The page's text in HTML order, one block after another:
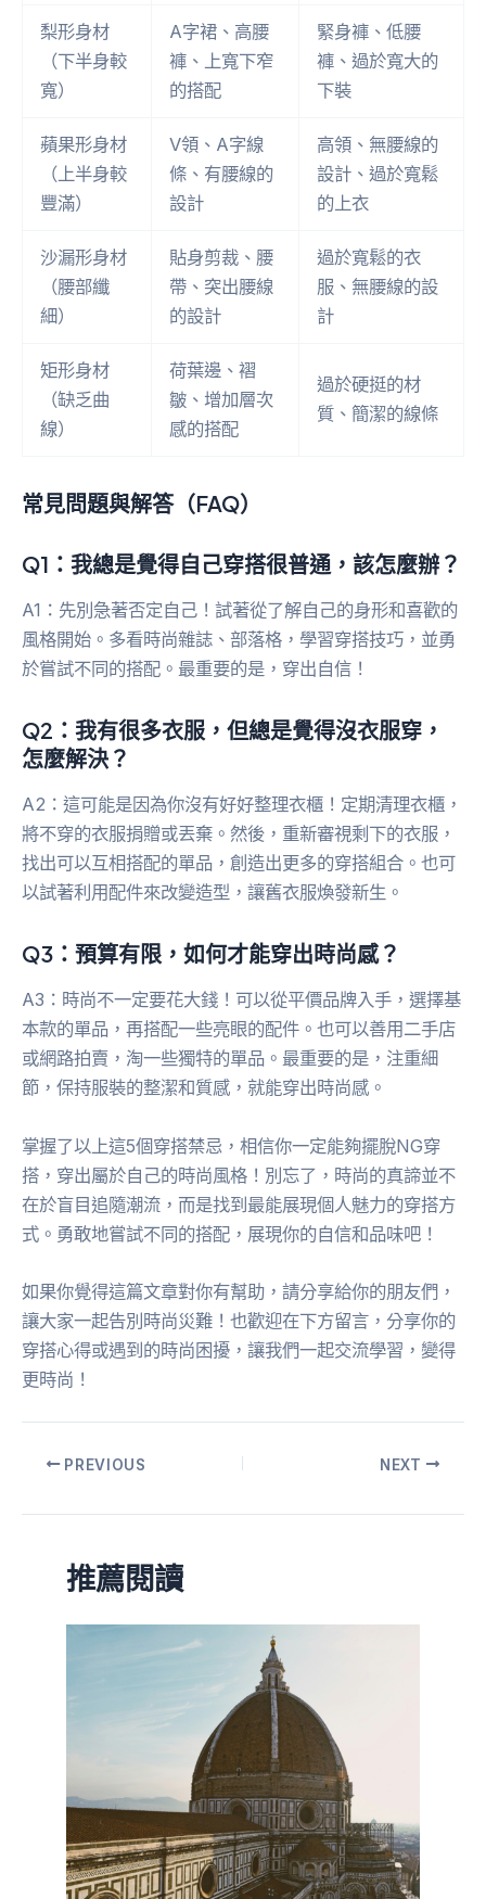
梨形身材
（下半身較
寬）
A字裙、高腰
褲、上寬下窄
的搭配
緊身褲、低腰
褲、過於寬大的
下裝
蘋果形身材
（上半身較
豐滿）
V領、A字線
條、有腰線的
設計
高領、無腰線的
設計、過於寬鬆
的上衣
沙漏形身材
（腰部纖
細）
貼身剪裁、腰
帶、突出腰線
的設計
過於寬鬆的衣
服、無腰線的設
計
矩形身材
（缺乏曲
線）
荷葉邊、褶
皺、增加層次
感的搭配
過於硬挺的材
質、簡潔的線條
常見問題與解答（FAQ）
Q1：我總是覺得自己穿搭很普通，該怎麼辦？
A1：先別急著否定自己！試著從了解自己的身形和喜歡的
風格開始。多看時尚雜誌、部落格，學習穿搭技巧，並勇
於嘗試不同的搭配。最重要的是，穿出自信！
Q2：我有很多衣服，但總是覺得沒衣服穿，
怎麼解決？
A2：這可能是因為你沒有好好整理衣櫃！定期清理衣櫃，
將不穿的衣服捐贈或丟棄。然後，重新審視剩下的衣服，
找出可以互相搭配的單品，創造出更多的穿搭組合。也可
以試著利用配件來改變造型，讓舊衣服煥發新生。
Q3：預算有限，如何才能穿出時尚感？
A3：時尚不一定要花大錢！可以從平價品牌入手，選擇基
本款的單品，再搭配一些亮眼的配件。也可以善用二手店
或網路拍賣，淘一些獨特的單品。最重要的是，注重細
節，保持服裝的整潔和質感，就能穿出時尚感。
掌握了以上這5個穿搭禁忌，相信你一定能夠擺脫NG穿
搭，穿出屬於自己的時尚風格！別忘了，時尚的真諦並不
在於盲目追隨潮流，而是找到最能展現個人魅力的穿搭方
式。勇敢地嘗試不同的搭配，展現你的自信和品味吧！
如果你覺得這篇文章對你有幫助，請分享給你的朋友們，
讓大家一起告別時尚災難！也歡迎在下方留言，分享你的
穿搭心得或遇到的時尚困擾，讓我們一起交流學習，變得
更時尚！
PREVIOUS NEXT
推薦閱讀